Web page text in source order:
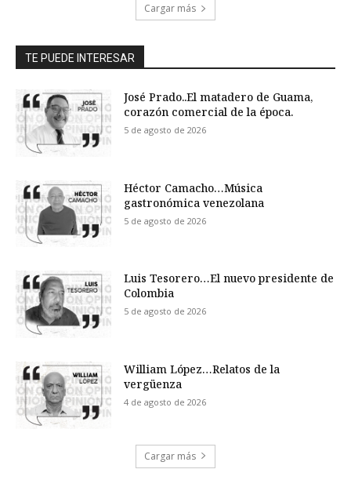
Cargar más
TE PUEDE INTERESAR
José Prado..El matadero de Guama,
corazón comercial de la época.
5 de agosto de 2026
Héctor Camacho…Música
gastronómica venezolana
5 de agosto de 2026
Luis Tesorero…El nuevo presidente de
Colombia
5 de agosto de 2026
William López…Relatos de la
vergüenza
4 de agosto de 2026
Cargar más